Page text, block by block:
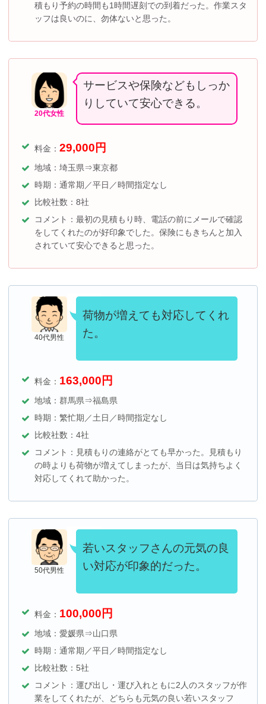
積もり予約の時間も1時間遅刻での到着だった。作業スタ
ッフは良いのに、勿体ないと思った。
20代女性
サービスや保険などもしっか
りしていて安心できる。
料金： 29,000 円
地域：埼玉県⇒東京都
時期：通常期／平日／時間指定なし
比較社数：8社
コメント：最初の見積もり時、電話の前にメールで確認
をしてくれたのが好印象でした。保険にもきちんと加入
されていて安心できると思った。
40代男性
荷物が増えても対応してくれ
た。
料金： 163,000 円
地域：群馬県⇒福島県
時期：繁忙期／土日／時間指定なし
比較社数：4社
コメント：見積もりの連絡がとても早かった。見積もり
の時よりも荷物が増えてしまったが、当日は気持ちよく
対応してくれて助かった。
50代男性
若いスタッフさんの元気の良
い対応が印象的だった。
料金： 100,000 円
地域：愛媛県⇒山口県
時期：通常期／平日／時間指定なし
比較社数：5社
コメント：運び出し・運び入れともに2人のスタッフが作
業をしてくれたが、どちらも元気の良い若いスタッフ